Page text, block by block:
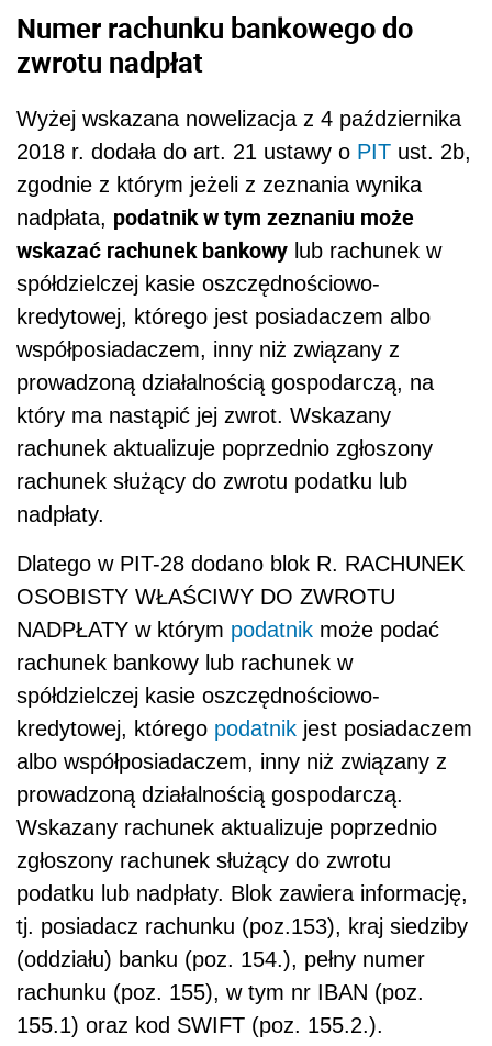
Numer rachunku bankowego do
zwrotu nadpłat
Wyżej wskazana nowelizacja z 4 października
2018 r. dodała do art. 21 ustawy o PIT ust. 2b,
zgodnie z którym jeżeli z zeznania wynika
nadpłata, podatnik w tym zeznaniu może
wskazać rachunek bankowy lub rachunek w
spółdzielczej kasie oszczędnościowo-
kredytowej, którego jest posiadaczem albo
współposiadaczem, inny niż związany z
prowadzoną działalnością gospodarczą, na
który ma nastąpić jej zwrot. Wskazany
rachunek aktualizuje poprzednio zgłoszony
rachunek służący do zwrotu podatku lub
nadpłaty.
Dlatego w PIT-28 dodano blok R. RACHUNEK
OSOBISTY WŁAŚCIWY DO ZWROTU
NADPŁATY w którym podatnik może podać
rachunek bankowy lub rachunek w
spółdzielczej kasie oszczędnościowo-
kredytowej, którego podatnik jest posiadaczem
albo współposiadaczem, inny niż związany z
prowadzoną działalnością gospodarczą.
Wskazany rachunek aktualizuje poprzednio
zgłoszony rachunek służący do zwrotu
podatku lub nadpłaty. Blok zawiera informację,
tj. posiadacz rachunku (poz.153), kraj siedziby
(oddziału) banku (poz. 154.), pełny numer
rachunku (poz. 155), w tym nr IBAN (poz.
155.1) oraz kod SWIFT (poz. 155.2.).